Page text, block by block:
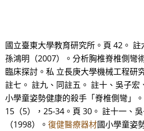
國立臺東大學教育研究所。頁 42。 註
孫鴻明（2007）。分析胸椎脊椎側彎
臨床探討。私 立長庚大學機械工程研
註七。 註九、同註五。 註十、吳子宏
小學童姿勢健康的殺手「脊椎側彎」
15（5），25-34。頁 30。 註十一、
（1998）。 復健醫療器材國小學童姿